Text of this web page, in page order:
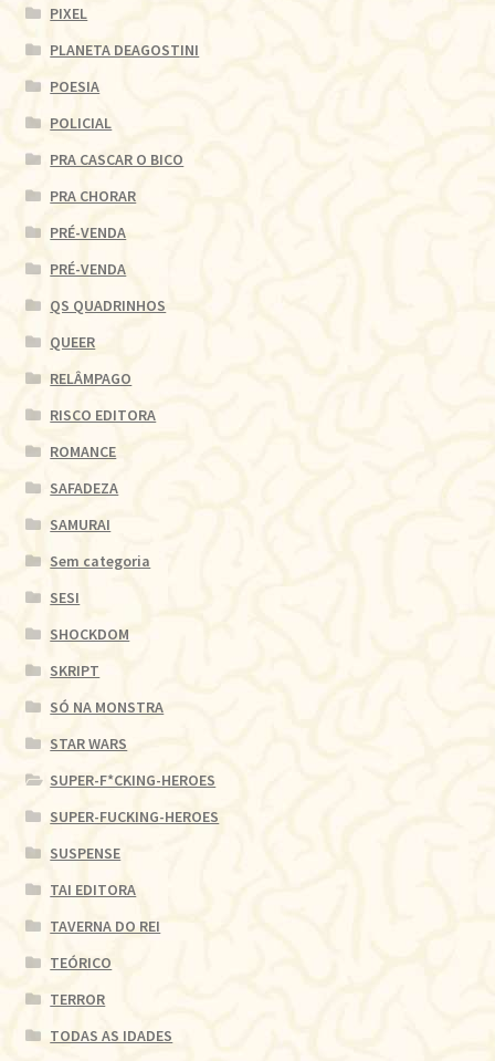
PIXEL
PLANETA DEAGOSTINI
POESIA
POLICIAL
PRA CASCAR O BICO
PRA CHORAR
PRÉ-VENDA
PRÉ-VENDA
QS QUADRINHOS
QUEER
RELÂMPAGO
RISCO EDITORA
ROMANCE
SAFADEZA
SAMURAI
Sem categoria
SESI
SHOCKDOM
SKRIPT
SÓ NA MONSTRA
STAR WARS
SUPER-F*CKING-HEROES
SUPER-FUCKING-HEROES
SUSPENSE
TAI EDITORA
TAVERNA DO REI
TEÓRICO
TERROR
TODAS AS IDADES